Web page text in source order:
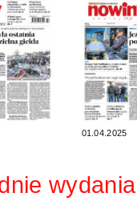
01.04.2025
wydania